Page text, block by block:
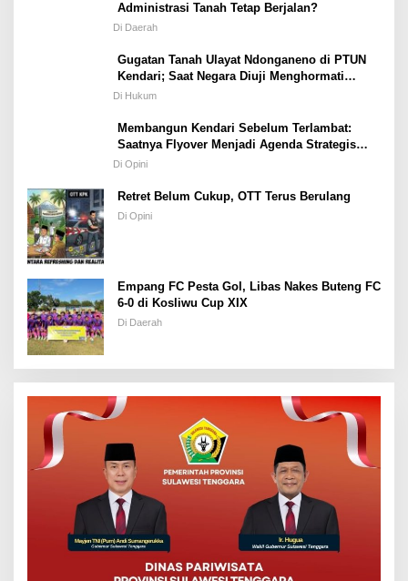
Administrasi Tanah Tetap Berjalan?
Di Daerah
Gugatan Tanah Ulayat Ndonganeno di PTUN
Kendari; Saat Negara Diuji Menghormati
Hukum atau Kekuasaan
Di Hukum
Membangun Kendari Sebelum Terlambat:
Saatnya Flyover Menjadi Agenda Strategis
Kota
Di Opini
Retret Belum Cukup, OTT Terus Berulang
Di Opini
Empang FC Pesta Gol, Libas Nakes Buteng FC
6-0 di Kosliwu Cup XIX
Di Daerah